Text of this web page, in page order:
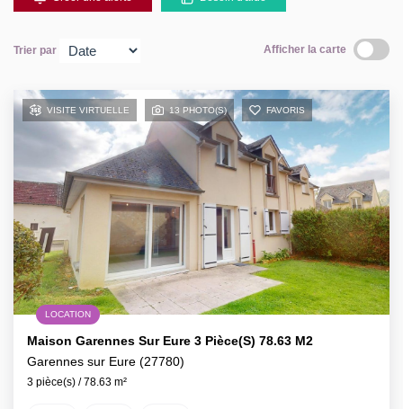
Trier par Afficher la carte
VISITE VIRTUELLE 13 PHOTO(S) FAVORIS
LOCATION
Maison Garennes Sur Eure 3 Pièce(s) 78.63 M2
Garennes sur Eure (27780)
3 pièce(s) / 78.63 m²